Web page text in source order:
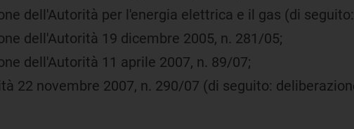
dell'Autorità per l'energia elettrica e il gas (di
dell'Autorità 19 dicembre 2005, n. 281/05;
dell'Autorità 11 aprile 2007, n. 89/07;
22 novembre 2007, n. 290/07 (di seguito: